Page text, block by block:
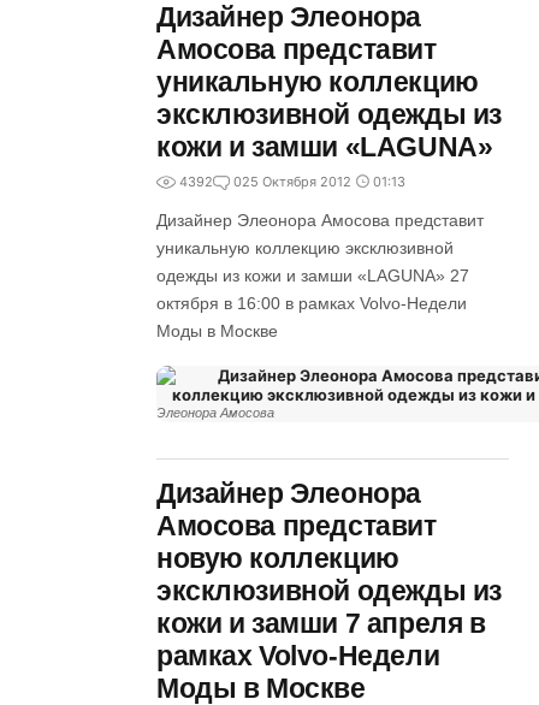
Дизайнер Элеонора
Амосова представит
уникальную коллекцию
эксклюзивной одежды из
кожи и замши «LAGUNA»
4392 025 Октября 2012 01:13
Дизайнер Элеонора Амосова представит
уникальную коллекцию эксклюзивной
одежды из кожи и замши «LAGUNA» 27
октября в 16:00 в рамках Volvo-Недели
Моды в Москве
Элеонора Амосова
Дизайнер Элеонора
Амосова представит
новую коллекцию
эксклюзивной одежды из
кожи и замши 7 апреля в
рамках Volvo-Недели
Моды в Москве